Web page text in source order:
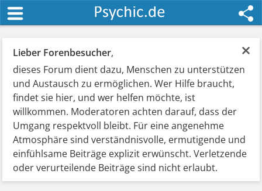
×
Lieber Forenbesucher,
dieses Forum dient dazu, Menschen zu unterstützen
und Austausch zu ermöglichen. Wer Hilfe braucht,
findet sie hier, und wer helfen möchte, ist
willkommen. Moderatoren achten darauf, dass der
Umgang respektvoll bleibt. Für eine angenehme
Atmosphäre sind verständnisvolle, ermutigende und
einfühlsame Beiträge explizit erwünscht. Verletzende
oder verurteilende Beiträge sind nicht erlaubt.